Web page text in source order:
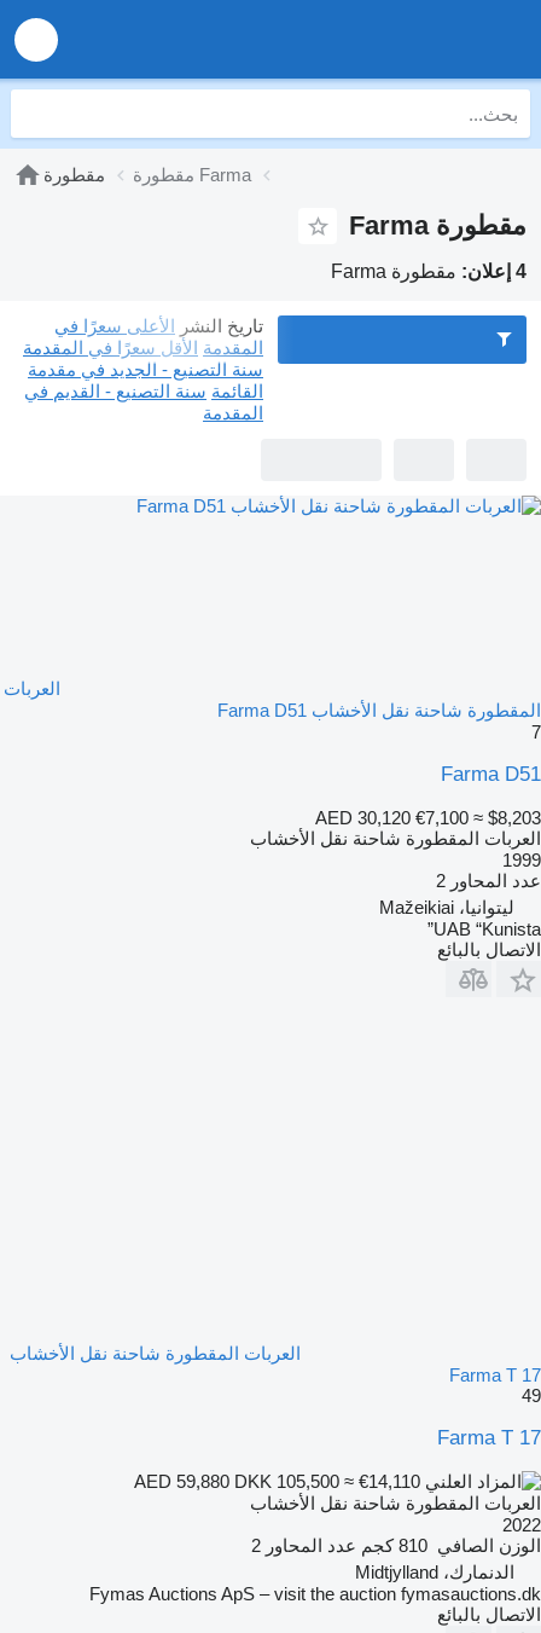
مقطورة مقطورة Farma
مقطورة Farma
4 إعلان: مقطورة Farma
تاريخ النشر الأعلى سعرًا في
المقدمة الأقل سعرًا في المقدمة
سنة التصنيع - الجديد في مقدمة
القائمة سنة التصنيع - القديم في
المقدمة
العربات
المقطورة شاحنة نقل الأخشاب Farma D51
7
Farma D51
AED 30,120 €7,100 ≈ $8,203
العربات المقطورة شاحنة نقل الأخشاب
1999
عدد المحاور 2
ليتوانيا، Mažeikiai
UAB “Kunista”
الاتصال بالبائع
العربات المقطورة شاحنة نقل الأخشاب
Farma T 17
49
Farma T 17
DKK 105,500 ≈ €14,110
العربات المقطورة شاحنة نقل الأخشاب
2022
الوزن الصافي 810 كجم عدد المحاور 2
الدنمارك، Midtjylland
Fymas Auctions ApS – visit the auction fymasauctions.dk
الاتصال بالبائع